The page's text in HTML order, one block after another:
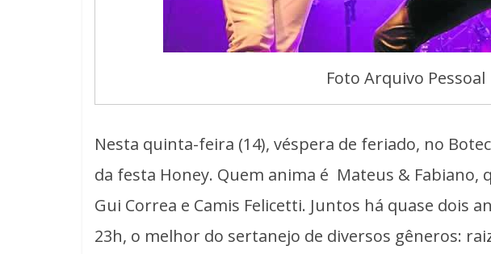
Foto Arquivo Pessoal
Nesta quinta-feira (14), véspera de feriado, no
da festa Honey. Quem anima é Mateus & Fabiano,
Gui Correa e Camis Felicetti. Juntos há quase dois
23h, o melhor do sertanejo de diversos gêneros: